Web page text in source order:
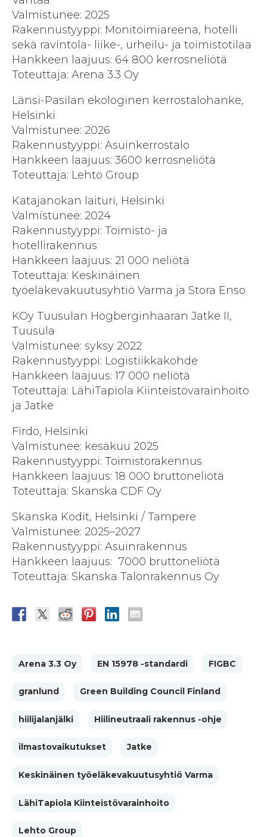
Valmistunee: 2025
Rakennustyyppi: Monitoimiareena, hotelli
sekä ravintola- liike-, urheilu- ja toimistotilaa
Hankkeen laajuus: 64 800 kerrosneliötä
Toteuttaja: Arena 3.3 Oy
Länsi-Pasilan ekologinen kerrostalohanke,
Helsinki
Valmistunee: 2026
Rakennustyyppi: Asuinkerrostalo
Hankkeen laajuus: 3600 kerrosneliötä
Toteuttaja: Lehto Group
Katajanokan laituri, Helsinki
Valmistunee: 2024
Rakennustyyppi: Toimisto- ja
hotellirakennus
Hankkeen laajuus: 21 000 neliötä
Toteuttaja: Keskinäinen
työeläkevakuutusyhtiö Varma ja Stora Enso
KOy Tuusulan Högberginhaaran Jatke II,
Tuusula
Valmistunee: syksy 2022
Rakennustyyppi: Logistiikkakohde
Hankkeen laajuus: 17 000 neliötä
Toteuttaja: LähiTapiola Kiinteistövarainhoito
ja Jatke
Firdo, Helsinki
Valmistunee: kesäkuu 2025
Rakennustyyppi: Toimistorakennus
Hankkeen laajuus: 18 000 bruttoneliötä
Toteuttaja: Skanska CDF Oy
Skanska Kodit, Helsinki / Tampere
Valmistunee: 2025–2027
Rakennustyyppi: Asuinrakennus
Hankkeen laajuus: 7000 bruttoneliötä
Toteuttaja: Skanska Talonrakennus Oy
Arena 3.3 Oy EN 15978 -standardi FIGBC
granlund Green Building Council Finland
hiilijalanjälki Hiilineutraali rakennus -ohje
ilmastovaikutukset Jatke
Keskinäinen työeläkevakuutusyhtiö Varma
LähiTapiola Kiinteistövarainhoito
Lehto Group